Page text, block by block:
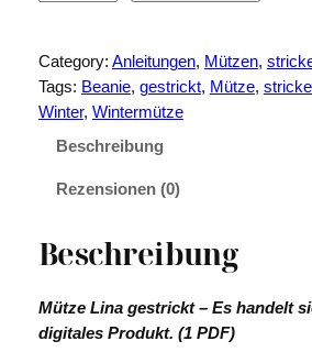
z
e
L
e
n
e
Category: Anleitungen, Mützen,
Tags: Beanie, gestrickt, Mütze,
Winter, Wintermütze
Beschreibung
Rezensionen (0)
Beschreibung
Mütze Lina gestrickt – Es handelt
digitales Produkt. (1 PDF)